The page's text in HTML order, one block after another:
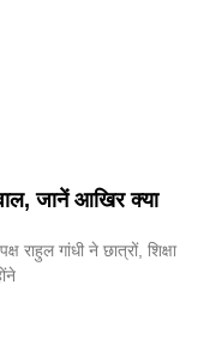
जानें आखिर क्या
राहुल गांधी ने छात्रों, शिक्षा